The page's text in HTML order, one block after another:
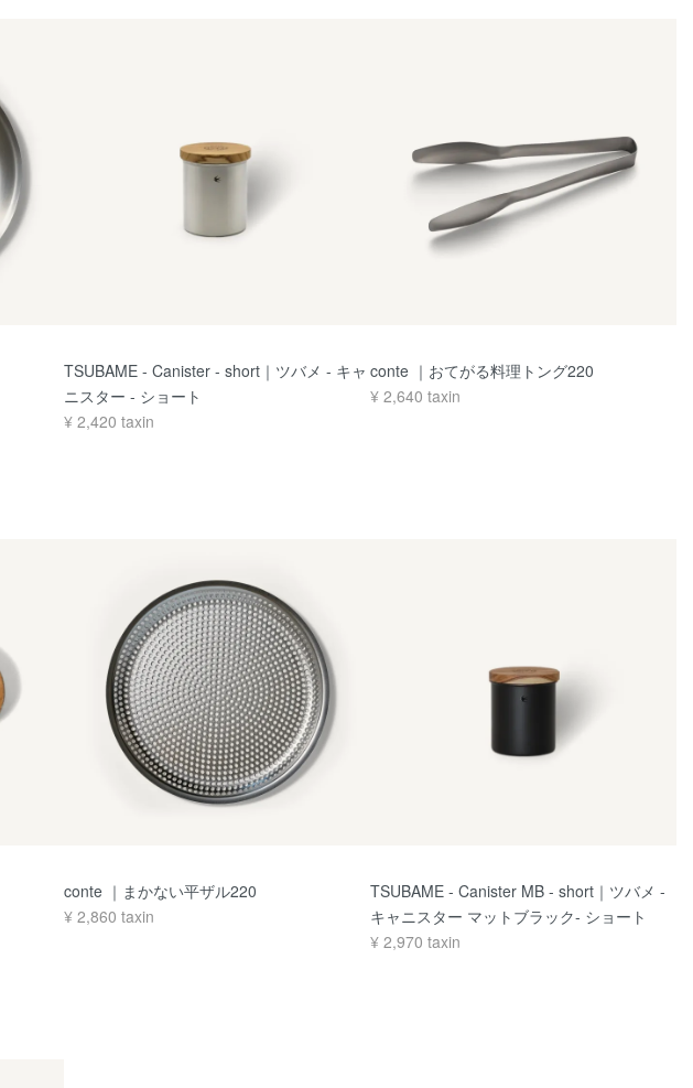
TSUBAME - Canister - short｜ツバメ - キャ
ニスター - ショート
¥ 2,420 taxin
conte ｜おてがる料理トング220
¥ 2,640 taxin
conte ｜まかない平ザル220
¥ 2,860 taxin
TSUBAME - Canister MB - short｜ツバメ -
キャニスター マットブラック- ショート
¥ 2,970 taxin